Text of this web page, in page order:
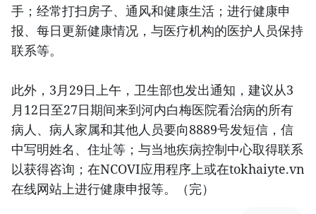
手；经常打扫房子、通风和健康生活；进行健康申
报、每日更新健康情况，与医疗机构的医护人员保持
联系等。
此外，3月29日上午，卫生部也发出通知，建议从3
月12日至27日期间来到河内白梅医院看治病的所有
病人、病人家属和其他人员要向8889号发短信，信
中写明姓名、住址等；与当地疾病控制中心取得联系
以获得咨询；在NCOVI应用程序上或在tokhaiyte.vn
在线网站上进行健康申报等。（完）